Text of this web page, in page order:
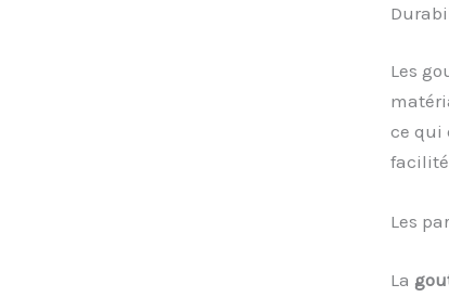
Les
ce qui
Les
La